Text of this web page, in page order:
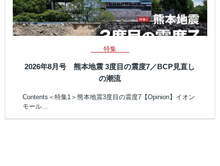
特集
2026年8月号 熊本地震 3度目の震度7／BCP見直し
の潮流
Contents＜特集1＞熊本地震3度目の震度7【Opinion】イオン
モール…